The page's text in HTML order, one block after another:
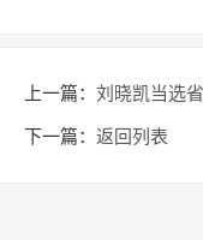
上一篇： 刘晓凯当选
产生
下一篇： 返回列表